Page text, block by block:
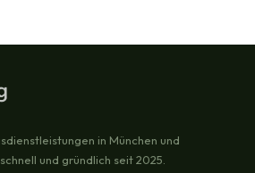
in München und
und gründlich seit 2025.